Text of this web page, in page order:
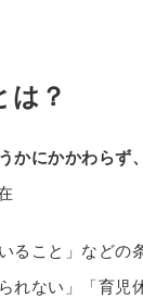
は？
かにかかわらず
ること」などの
れない」「育児